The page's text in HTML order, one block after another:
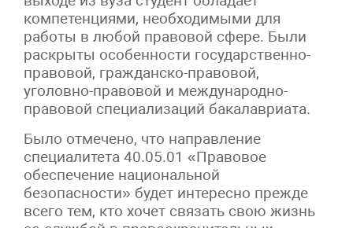
компетенциями, необходимыми для
работы в любой правовой сфере. Были
раскрыты особенности государственно-
правовой, гражданско-правовой,
уголовно-правовой и международно-
правовой специализаций бакалавриата.
Было отмечено, что направление
специалитета 40.05.01 «Правовое
обеспечение национальной
безопасности» будет интересно прежде
всего тем, кто хочет связать свою жизнь